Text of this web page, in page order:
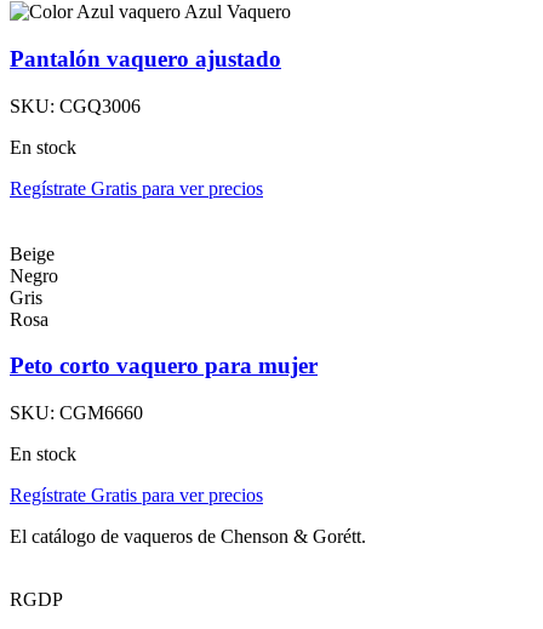
Azul Vaquero
Pantalón vaquero ajustado
SKU: CGQ3006
En stock
Regístrate Gratis para ver precios
Beige
Negro
Gris
Rosa
Peto corto vaquero para mujer
SKU: CGM6660
En stock
Regístrate Gratis para ver precios
El catálogo de vaqueros de Chenson & Gorétt.
RGDP